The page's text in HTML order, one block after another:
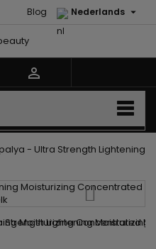
Nederlands 
Blog

- Ultra Strength Lightening